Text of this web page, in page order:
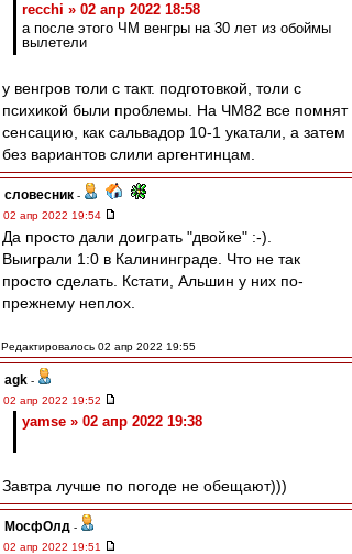
recchi » 02 апр 2022 18:58
а после этого ЧМ венгры на 30 лет из обоймы
вылетели
у венгров толи с такт. подготовкой, толи с
психикой были проблемы. На ЧМ82 все помнят
сенсацию, как сальвадор 10-1 укатали, а затем
без вариантов слили аргентинцам.
словесник -
02 апр 2022 19:54
Да просто дали доиграть "двойке" :-).
Выиграли 1:0 в Калининграде. Что не так
просто сделать. Кстати, Альшин у них по-
прежнему неплох.
Редактировалось 02 апр 2022 19:55
agk -
02 апр 2022 19:52
yamse » 02 апр 2022 19:38
Завтра лучше по погоде не обещают)))
МосфОлд -
02 апр 2022 19:51